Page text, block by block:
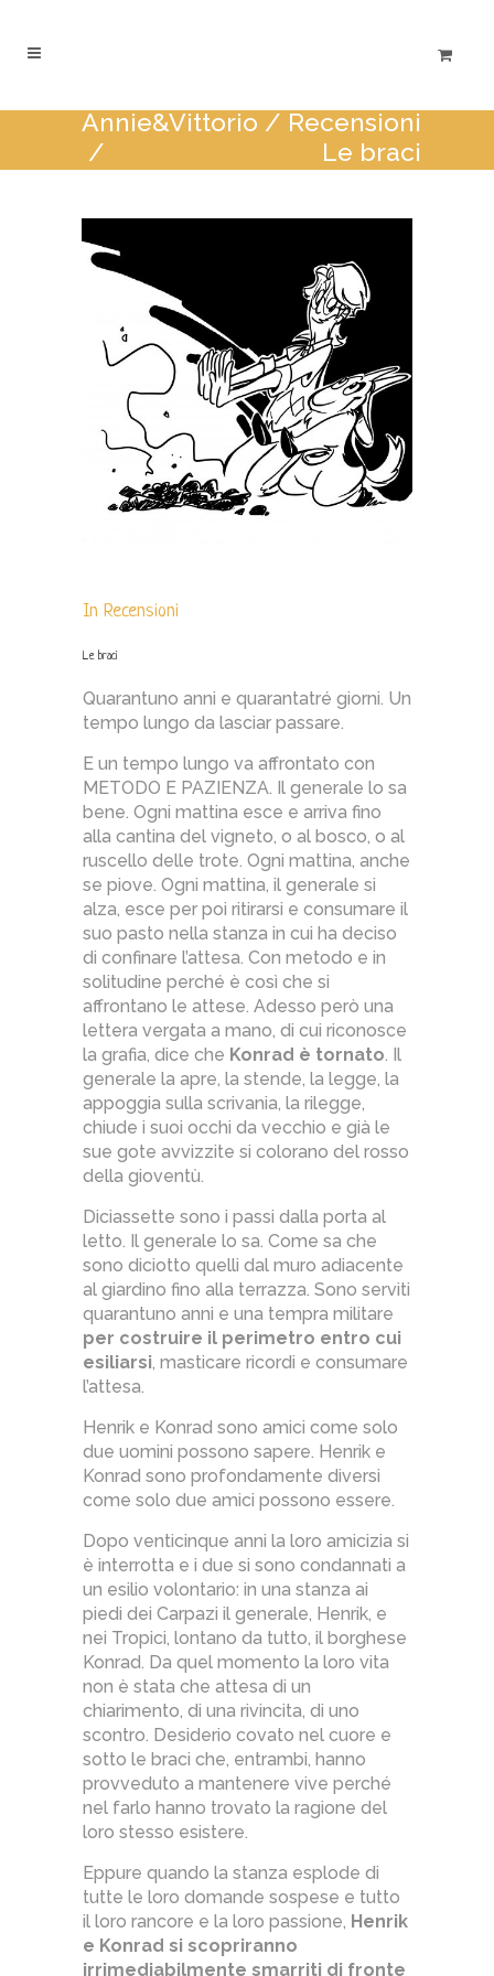
Annie&Vittorio / Recensioni
/
Le braci
In Recensioni
Le braci
Quarantuno anni e quarantatré giorni. Un
tempo lungo da lasciar passare.
E un tempo lungo va affrontato con
METODO E PAZIENZA. Il generale lo sa
bene. Ogni mattina esce e arriva fino
alla cantina del vigneto, o al bosco, o al
ruscello delle trote. Ogni mattina, anche
se piove. Ogni mattina, il generale si
alza, esce per poi ritirarsi e consumare il
suo pasto nella stanza in cui ha deciso
di confinare l’attesa. Con metodo e in
solitudine perché è così che si
affrontano le attese. Adesso però una
lettera vergata a mano, di cui riconosce
la grafia, dice che Konrad è tornato. Il
generale la apre, la stende, la legge, la
appoggia sulla scrivania, la rilegge,
chiude i suoi occhi da vecchio e già le
sue gote avvizzite si colorano del rosso
della gioventù.
Diciassette sono i passi dalla porta al
letto. Il generale lo sa. Come sa che
sono diciotto quelli dal muro adiacente
al giardino fino alla terrazza. Sono serviti
quarantuno anni e una tempra militare
per costruire il perimetro entro cui
esiliarsi, masticare ricordi e consumare
l’attesa.
Henrik e Konrad sono amici come solo
due uomini possono sapere. Henrik e
Konrad sono profondamente diversi
come solo due amici possono essere.
Dopo venticinque anni la loro amicizia si
è interrotta e i due si sono condannati a
un esilio volontario: in una stanza ai
piedi dei Carpazi il generale, Henrik, e
nei Tropici, lontano da tutto, il borghese
Konrad. Da quel momento la loro vita
non è stata che attesa di un
chiarimento, di una rivincita, di uno
scontro. Desiderio covato nel cuore e
sotto le braci che, entrambi, hanno
provveduto a mantenere vive perché
nel farlo hanno trovato la ragione del
loro stesso esistere.
Eppure quando la stanza esplode di
tutte le loro domande sospese e tutto
il loro rancore e la loro passione, Henrik
e Konrad si scopriranno
irrimediabilmente smarriti di fronte